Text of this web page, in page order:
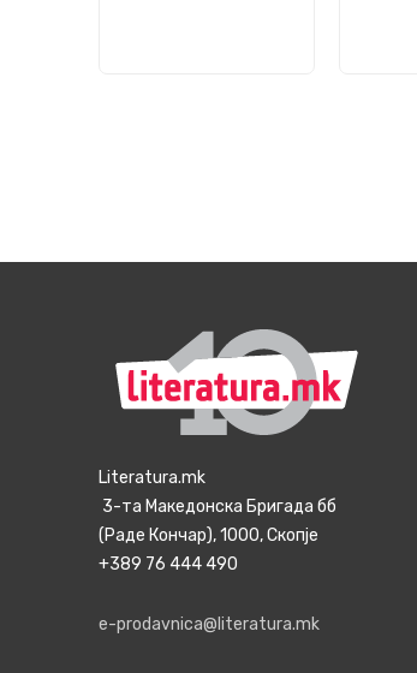
Literatura.mk
3-та Македонска Бригада бб
(Раде Кончар), 1000, Скопје
+389 76 444 490
e-prodavnica@literatura.mk